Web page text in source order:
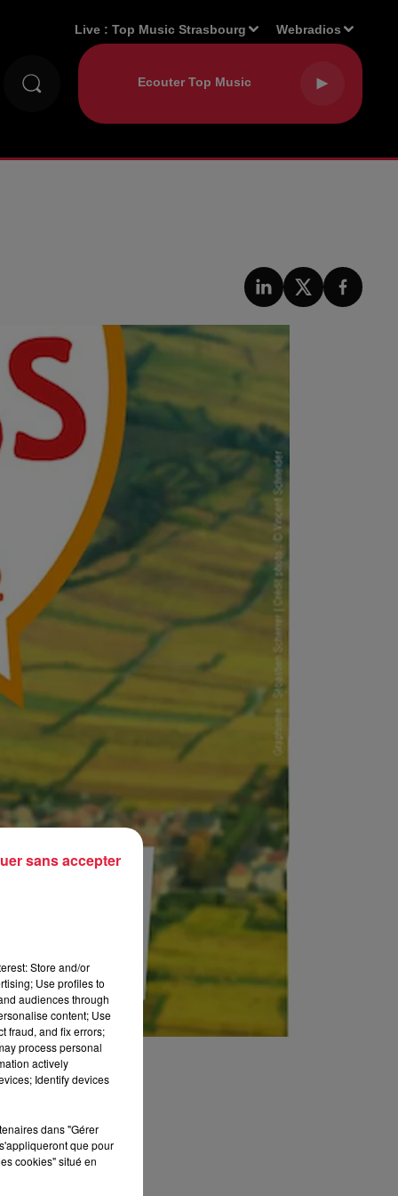
Live :Top Music Strasbourg Webradios
Store and/or
Use profiles to
audiences through
content; Use
fraud, and fix errors;
process personal
actively
Identify devices
dans "Gérer
que pour
cookies" situé en
sans accepter